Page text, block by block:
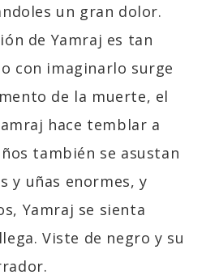
un gran dolor.
de Yamraj es tan
con imaginarlo surge
de la muerte, el
hace temblar a
también se asustan
y uñas enormes, y
Yamraj se sienta
Viste de negro y su